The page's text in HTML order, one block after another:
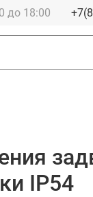
до 18:00
IP54